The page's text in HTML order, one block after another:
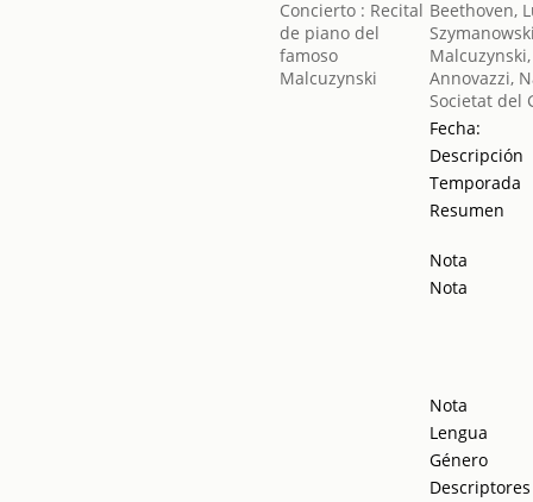
Beethoven,
Annovazzi,
Societat del
Fecha:
Descripción
Temporada
Resumen
Nota
Nota
Nota
Lengua
Género
Descriptores